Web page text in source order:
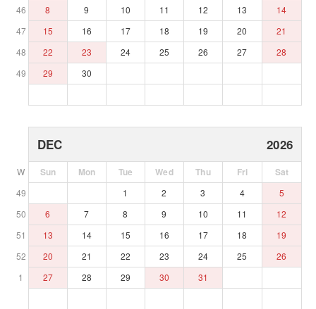
46
8 9 10 11 12 13
14
47
15 16 17 18 19 20
21
48
22 23 24 25 26 27
28
49
29 30
DEC 2026
W Sun Mon Tue Wed Thu Fri Sat
49 1 2 3 4
5
50
6 7 8 9 10 11
12
51
13 14 15 16 17 18
19
52
20 21 22 23 24 25
26
1
27 28 29 30 31